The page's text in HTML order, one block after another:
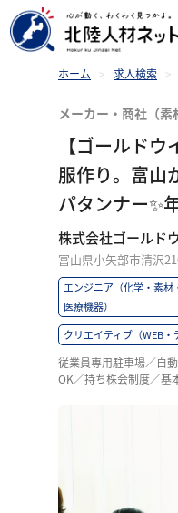
ホーム > 求人検索 >
メーカー・商社（素
【ゴールド
服作り。富山
パタンナー✨
株式会社ゴールド
富山県小矢部市清沢
エンジニア（化学・素材
医療機器）
クリエイティブ（WEB・
従業員専用駐車場／自
OK／持ち株会制度／基